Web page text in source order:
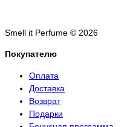
Smell it Perfume © 2026
Покупателю
Оплата
Доставка
Возврат
Подарки